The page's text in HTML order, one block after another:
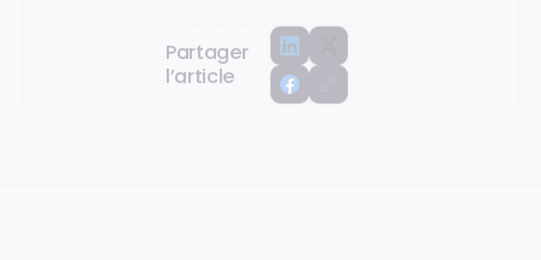
Partager
l’article